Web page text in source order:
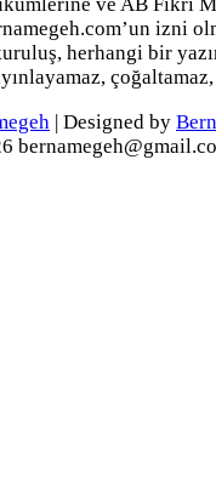
izni
herhangi bir
| Designed by